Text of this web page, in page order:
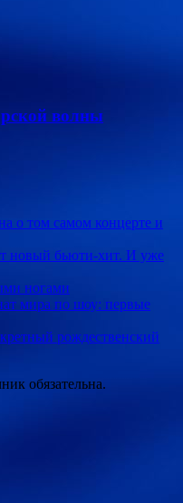
волны
о том самом концерте и
новый бьюти-хит. И уже
ногами
мира по шоу: первые
рождественский
обязательна.